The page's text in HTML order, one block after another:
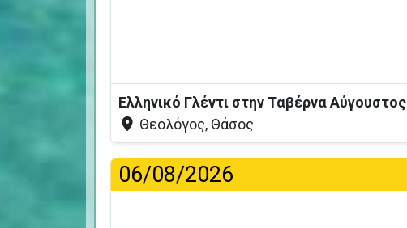
Ελληνικό Γλέντι στην Ταβέρνα Αύγουστος
Θεολόγος, Θάσος
06/08/2026